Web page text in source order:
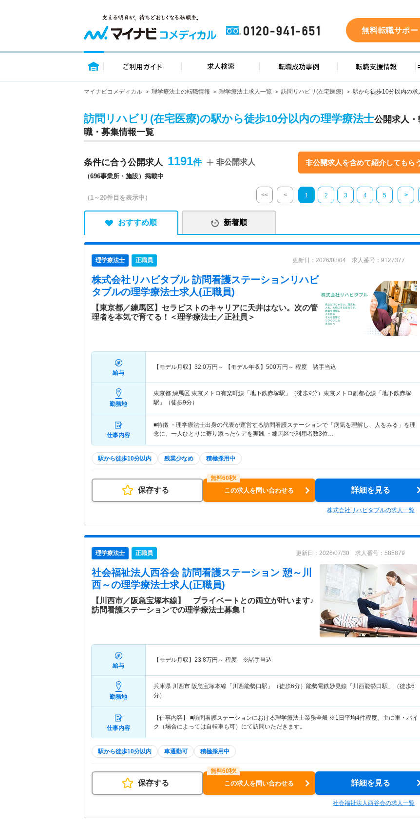
0120-941-651 無料転職サポ
トップページ ご利用ガイド 求人検索 転職成功事例
マイナビコメディカル 理学療法士の転職情報 理学療法士求人一覧 訪問リハビリ(在宅医療) 駅から徒歩10分以内の求
訪問リハビリ(在宅医療)の駅から徒歩10分以内の理学療法士公開求人・
職・募集情報一覧
条件に合う公開求人 1191
（696事業所・施設）掲載中
非公開求人 非公開求人を含めて紹介してもら
（1～20件目を表示中） << < 1 2 3 4 5 >
おすすめ順 新着順
理学療法士 正職員 更新日：2026/08/04 求人番号：9127377
株式会社リハビタブル 訪問看護ステーションリハビ
タブルの理学療法士求人(正職員)
【東京都／練馬区】セラピストのキャリアに天井はない。次の管
理者を本気で育てる！＜理学療法士／正社員＞
給与
【モデル月収】 32.0万円～ 【モデル年収】 500万円～ 程度 諸手当込
勤務地
東京都 練馬区 東京メトロ有楽町線「地下鉄赤塚駅」（徒歩9分）東京メトロ副都心線「地下鉄赤塚
駅」（徒歩9分）
仕事内容
■特徴 ・理学療法士出身の代表が運営する訪問看護ステーションで「病気を理解し、人をみる」を理
念に、一人ひとりに寄り添ったケアを実践 ・練馬区で利用者数3位…
駅から徒歩10分以内 残業少なめ 積極採用中
保存する この求人を問い合わせる 詳細を見る
株式会社リハビタブルの求人一覧
理学療法士 正職員 更新日：2026/07/30 求人番号：585879
社会福祉法人西谷会 訪問看護ステーション 憩～川
西～の理学療法士求人(正職員)
【川西市／阪急宝塚本線】 プライベートとの両立が叶います♪
訪問看護ステーションでの理学療法士募集！
給与
【モデル月収】 23.8万円～ 程度 ※諸手当込
勤務地
兵庫県 川西市 阪急宝塚本線「川西能勢口駅」（徒歩6分）能勢電鉄妙見線「川西能勢口駅」（徒歩6
分）
仕事内容
【仕事内容】 ■訪問看護ステーションにおける理学療法士業務全般 ※1日平均4件程度、主に車・バイ
ク（場合によっては自転車も可）にて訪問いただきます。
駅から徒歩10分以内 車通勤可 積極採用中
保存する この求人を問い合わせる 詳細を見る
社会福祉法人西谷会の求人一覧